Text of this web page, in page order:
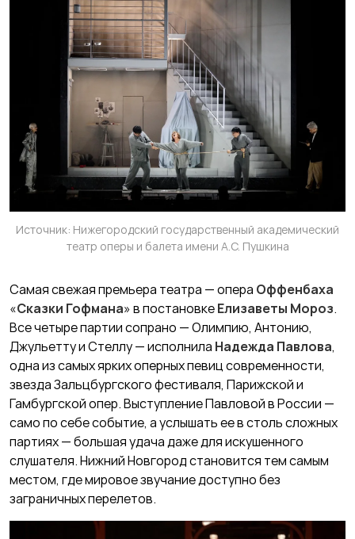
Источник: Нижегородский государственный академический
театр оперы и балета имени А.С. Пушкина
Самая свежая премьера театра — опера Оффенбаха
«Сказки Гофмана» в постановкеЕлизаветы Мороз.
Все четыре партии сопрано — Олимпию, Антонию,
Джульетту и Стеллу — исполнила Надежда Павлова,
одна из самых ярких оперных певиц современности,
звезда Зальцбургского фестиваля, Парижской и
Гамбургской опер. Выступление Павловой в России —
само по себе событие, а услышать ее в столь сложных
партиях — большая удача даже для искушенного
слушателя. Нижний Новгород становится тем самым
местом, где мировое звучание доступно без
заграничных перелетов.